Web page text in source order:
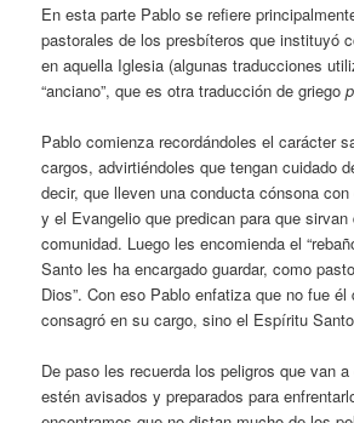
En esta parte Pablo se refiere
pastorales de los presbíteros que instituyó
en aquella Iglesia (algunas traducciones
“anciano”, que es otra traducción de griego
Pablo comienza recordándoles el carácter
cargos, advirtiéndoles que tengan cuidado
decir, que lleven una conducta cónsona
y el Evangelio que predican para que
comunidad. Luego les encomienda el
Santo les ha encargado guardar, como
Dios”. Con eso Pablo enfatiza que no fue
consagró en su cargo, sino el Espíritu
De paso les recuerda los peligros que van
estén avisados y preparados para